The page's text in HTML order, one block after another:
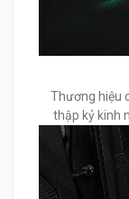
Thương hiệu
thập kỷ kinh